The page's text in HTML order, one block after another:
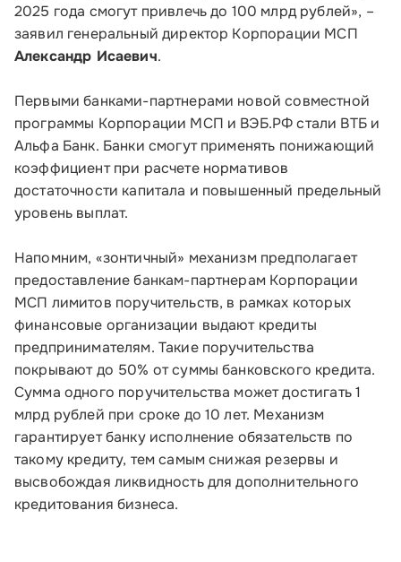
Время работы:
по будням с 10:00 до 19:00
109012, г. Москва, Славянская площадь, д.4,
стр.1
Обратиться в Корпорацию
2025 года смогут привлечь до 100 млрд рублей», –
заявил генеральный директор Корпорации МСП
Александр Исаевич.
Первыми банками-партнерами новой совместной
программы Корпорации МСП и ВЭБ.РФ стали ВТБ и
Альфа Банк. Банки смогут применять понижающий
коэффициент при расчете нормативов
достаточности капитала и повышенный предельный
уровень выплат.
Напомним, «зонтичный» механизм предполагает
предоставление банкам-партнерам Корпорации
МСП лимитов поручительств, в рамках которых
финансовые организации выдают кредиты
предпринимателям. Такие поручительства
покрывают до 50% от суммы банковского кредита.
Сумма одного поручительства может достигать 1
млрд рублей при сроке до 10 лет. Механизм
гарантирует банку исполнение обязательств по
такому кредиту, тем самым снижая резервы и
высвобождая ликвидность для дополнительного
кредитования бизнеса.